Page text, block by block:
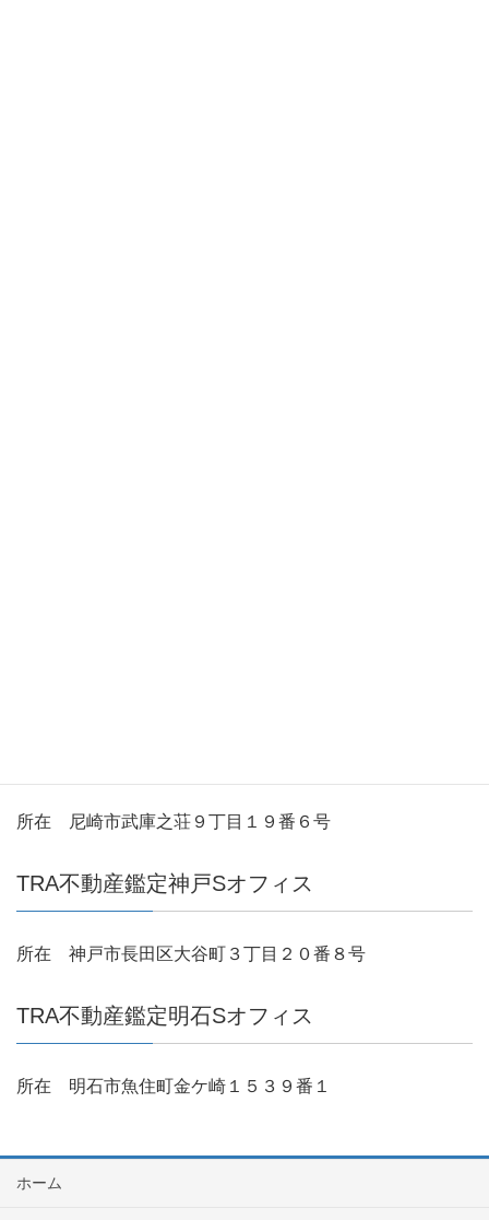
所在 尼崎市武庫之荘９丁目１９番６号
TRA不動産鑑定神戸Sオフィス
所在 神戸市長田区大谷町３丁目２０番８号
TRA不動産鑑定明石Sオフィス
所在 明石市魚住町金ケ崎１５３９番１
ホーム